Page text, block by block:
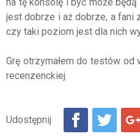
jest dobrze i aż dobrze, a fani
czy taki poziom jest dla nich
Grę otrzymałem do testów od
recenzenckiej.